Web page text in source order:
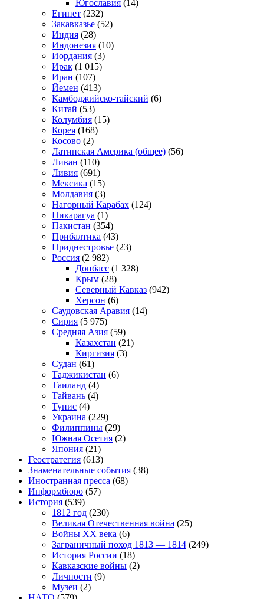
Югославия (14)
Египет (232)
Закавказье (52)
Индия (28)
Индонезия (10)
Иордания (3)
Ирак (1 015)
Иран (107)
Йемен (413)
Камбоджийско-тайский (6)
Китай (53)
Колумбия (15)
Корея (168)
Косово (2)
Латинская Америка (общее) (56)
Ливан (110)
Ливия (691)
Мексика (15)
Молдавия (3)
Нагорный Карабах (124)
Никарагуа (1)
Пакистан (354)
Прибалтика (43)
Приднестровье (23)
Россия (2 982)
Донбасс (1 328)
Крым (28)
Северный Кавказ (942)
Херсон (6)
Саудовская Аравия (14)
Сирия (5 975)
Средняя Азия (59)
Казахстан (21)
Киргизия (3)
Судан (61)
Таджикистан (6)
Таиланд (4)
Тайвань (4)
Тунис (4)
Украина (229)
Филиппины (29)
Южная Осетия (2)
Япония (21)
Геостратегия (613)
Знаменательные события (38)
Иностранная пресса (68)
Информбюро (57)
История (539)
1812 год (230)
Великая Отечественная война (25)
Войны XX века (6)
Заграничный поход 1813 — 1814 (249)
История России (18)
Кавказские войны (2)
Личности (9)
Музеи (2)